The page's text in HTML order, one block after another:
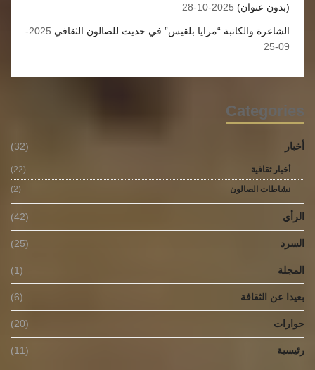
(بدون عنوان) 2025-10-28
الشاعرة والكاتبة “مرايا بلقيس” في حديث للصالون الثقافي
2025-
09-25
Categories
أخبار (32)
أخبار ثقافية
(22)
نشاطات الصالون
(2)
الرأي (42)
السرد (25)
المجلة (1)
بعيدا عن الثقافة (6)
حوارات (20)
رئيسية (11)